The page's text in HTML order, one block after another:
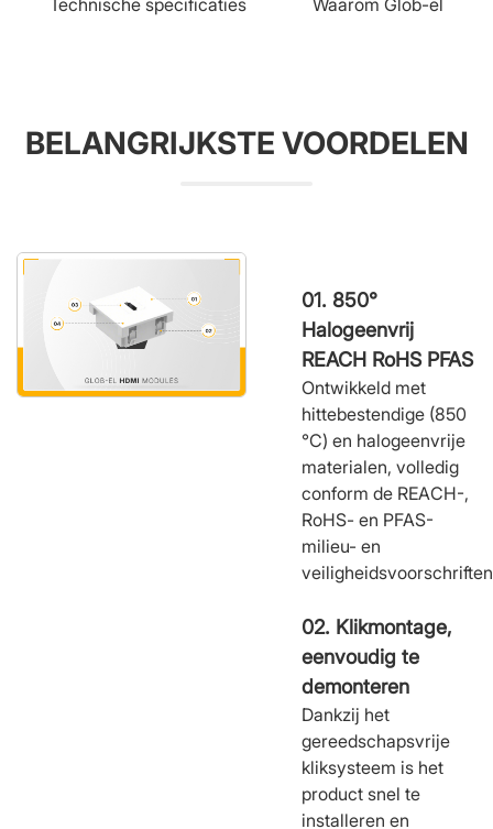
Technische specificaties Waarom Glob-el
BELANGRIJKSTE VOORDELEN
01. 850°
Halogeenvrij
REACH RoHS PFAS
Ontwikkeld met
hittebestendige (850
°C) en halogeenvrije
materialen, volledig
conform de REACH-,
RoHS- en PFAS-
milieu- en
02. Klikmontage,
eenvoudig te
demonteren
Dankzij het
gereedschapsvrije
kliksysteem is het
product snel te
installeren en